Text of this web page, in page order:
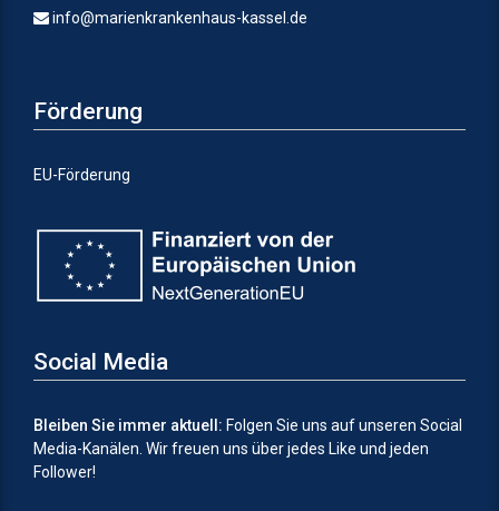
info@marienkrankenhaus-kassel.de
Förderung
EU-Förderung
Social Media
Bleiben Sie immer aktuell: Folgen Sie uns auf unseren Social
Media-Kanälen. Wir freuen uns über jedes Like und jeden
Follower!